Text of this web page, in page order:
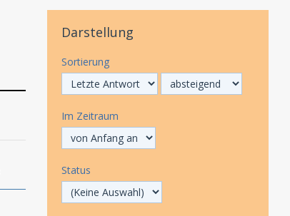
Darstellung
Sortierung
Im Zeitraum
Status